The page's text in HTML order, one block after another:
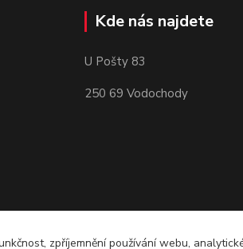
Kde nás najdete
U Pošty 83
250 69 Vodochody
zpříjemnění používání webu,